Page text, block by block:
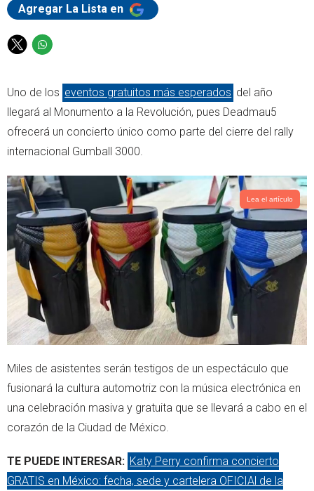
Agregar La Lista en
T
t
t
e
r
W
t
s
a
p
p
Uno de los eventos gratuitos más esperados del año
llegará al Monumento a la Revolución, pues Deadmau5
ofrecerá un concierto único como parte del cierre del rally
internacional Gumball 3000.
Lea el artículo
Miles de asistentes serán testigos de un espectáculo que
fusionará la cultura automotriz con la música electrónica en
una celebración masiva y gratuita que se llevará a cabo en el
corazón de la Ciudad de México.
TE PUEDE INTERESAR: Katy Perry confirma concierto
GRATIS en México: fecha, sede y cartelera OFICIAl de la